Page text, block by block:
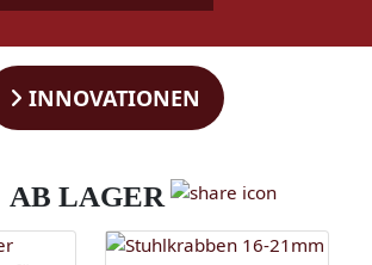
INNOVATIONEN
AB LAGER